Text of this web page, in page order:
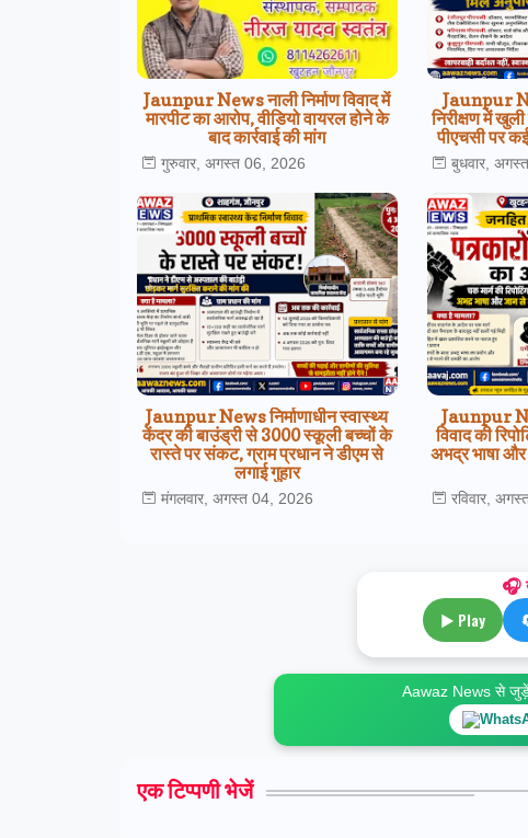
Jaunpur News नाली निर्माण विवाद में
मारपीट का आरोप, वीडियो वायरल होने के
बाद कार्रवाई की मांग
गुरुवार, अगस्त 06, 2026
Jaunpur
निरीक्षण में
पीएचसी पर
बुधवार,
Jaunpur News निर्माणाधीन स्वास्थ्य
केंद्र की बाउंड्री से 3000 स्कूली बच्चों के
रास्ते पर संकट, ग्राम प्रधान ने डीएम से
लगाई गुहार
मंगलवार, अगस्त 04, 2026
Jaunpur
विवाद की
अभद्र भाषा
रविवार,
🎧
▶ Play
Aawaz News से
एक टिप्पणी भेजें